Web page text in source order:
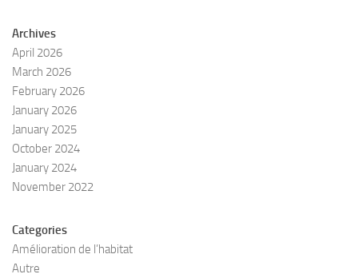
Archives
April 2026
March 2026
February 2026
January 2026
January 2025
October 2024
January 2024
November 2022
Categories
Amélioration de l’habitat
Autre